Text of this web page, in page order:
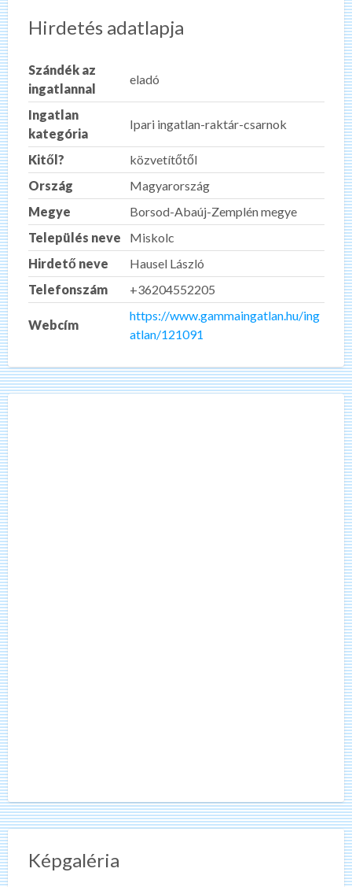
Hirdetés adatlapja
Szándék az
ingatlannal
eladó
Ingatlan
kategória
Ipari ingatlan-raktár-csarnok
Kitől?
közvetítőtől
Ország
Magyarország
Megye
Borsod-Abaúj-Zemplén megye
Település neve
Miskolc
Hirdető neve
Hausel László
Telefonszám
+36204552205
Webcím
https://www.gammaingatlan.hu/ing
atlan/121091
Képgaléria